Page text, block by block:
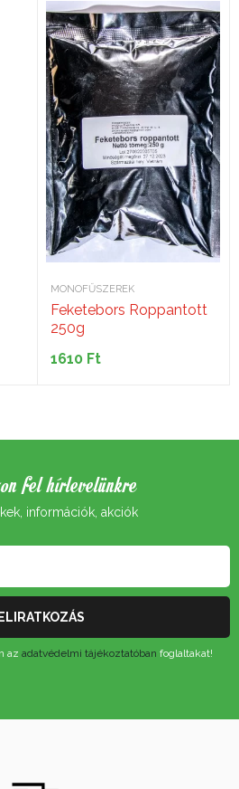
MONOFŰSZEREK
Feketebors Roppantott
250g
1610 Ft
fel hírlevelünkre
információk, akciók
az adatvédelmi tájékoztatóban foglaltakat!